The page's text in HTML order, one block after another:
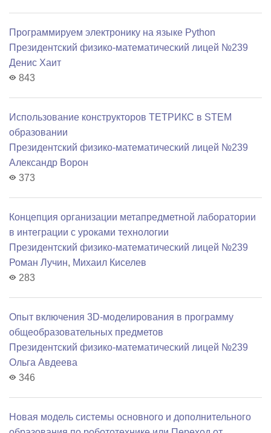
Программируем электронику на языке Python
Президентский физико-математический лицей №239
Денис Хаит
843
Использование конструкторов ТЕТРИКС в STEM
образовании
Президентский физико-математический лицей №239
Александр Ворон
373
Концепция организации метапредметной лаборатории
в интеграции с уроками технологии
Президентский физико-математический лицей №239
Роман Лучин, Михаил Киселев
283
Опыт включения 3D-моделирования в программу
общеобразовательных предметов
Президентский физико-математический лицей №239
Ольга Авдеева
346
Новая модель системы основного и дополнительного